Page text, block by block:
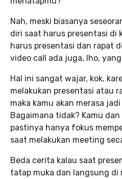
Nah, meski biasanya
diri saat harus presentasi di
harus presentasi dan rapat
video call ada juga, lho,
Hal ini sangat wajar, kok,
melakukan presentasi atau
maka kamu akan merasa
Bagaimana tidak? Kamu
pastinya hanya fokus
saat melakukan meeting
Beda cerita kalau saat
tatap muka dan langsung di